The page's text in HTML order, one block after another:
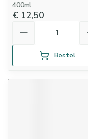
400ml
€ 12,50
Bestel